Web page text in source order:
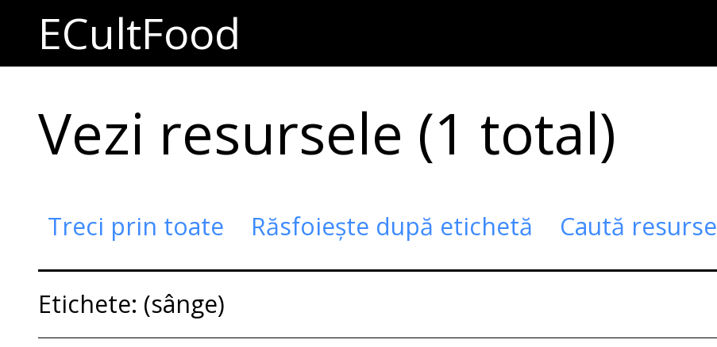
ECultFood
Vezi resursele (1 total)
Treci prin toate Răsfoiește după etichetă Caută resurse
Etichete: (sânge)